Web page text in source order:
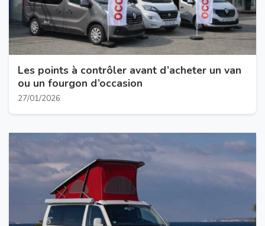
Les points à contrôler avant d’acheter un van
ou un fourgon d’occasion
27/01/2026